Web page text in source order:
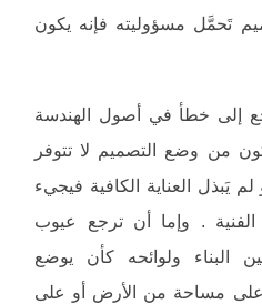
تَحمَّل مسؤوليته فإنه يكون
إلى خطأ في أصول الهندسة
من وضع التصميم لا تتوفر
لم يَبذل العناية الكافية فيجيء
الفنية . وإما أن ترجع عيوب
البناء ولوائحه كأن يوضع
على مساحة من الأرض أو على